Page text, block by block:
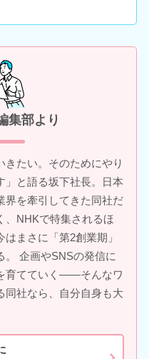
集部より
きたい。そのためにやり
」と語る坂下社長。日本
界を牽引してきた同社だ
、NHKで特集されるほ
まさに「第2創業期」
。 企画やSNSの発信に
育てていく――そんなワ
同社なら、自分自身も大